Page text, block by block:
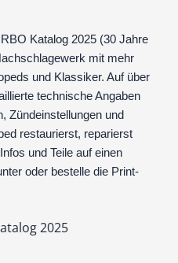
Katalog 2025 (30 Jahre
mit mehr
und Klassiker. Auf über
technische Angaben
Zündeinstellungen und
restaurierst, reparierst
und Teile auf einen
oder bestelle die Print-
2025